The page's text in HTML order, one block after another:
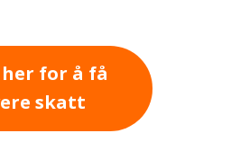
for å få
skatt